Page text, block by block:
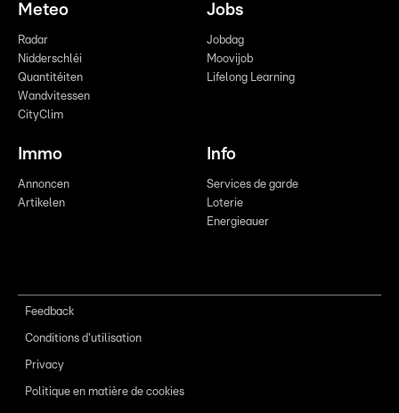
Meteo
Radar
Nidderschléi
Quantitéiten
Wandvitessen
CityClim
Jobs
Jobdag
Moovijob
Lifelong Learning
Immo
Annoncen
Artikelen
Info
Services de garde
Loterie
Energieauer
Feedback
Conditions d'utilisation
Privacy
Politique en matière de cookies